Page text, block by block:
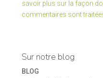
savoir plus sur la façon
commentaires sont
Sur notre blog
BLOG